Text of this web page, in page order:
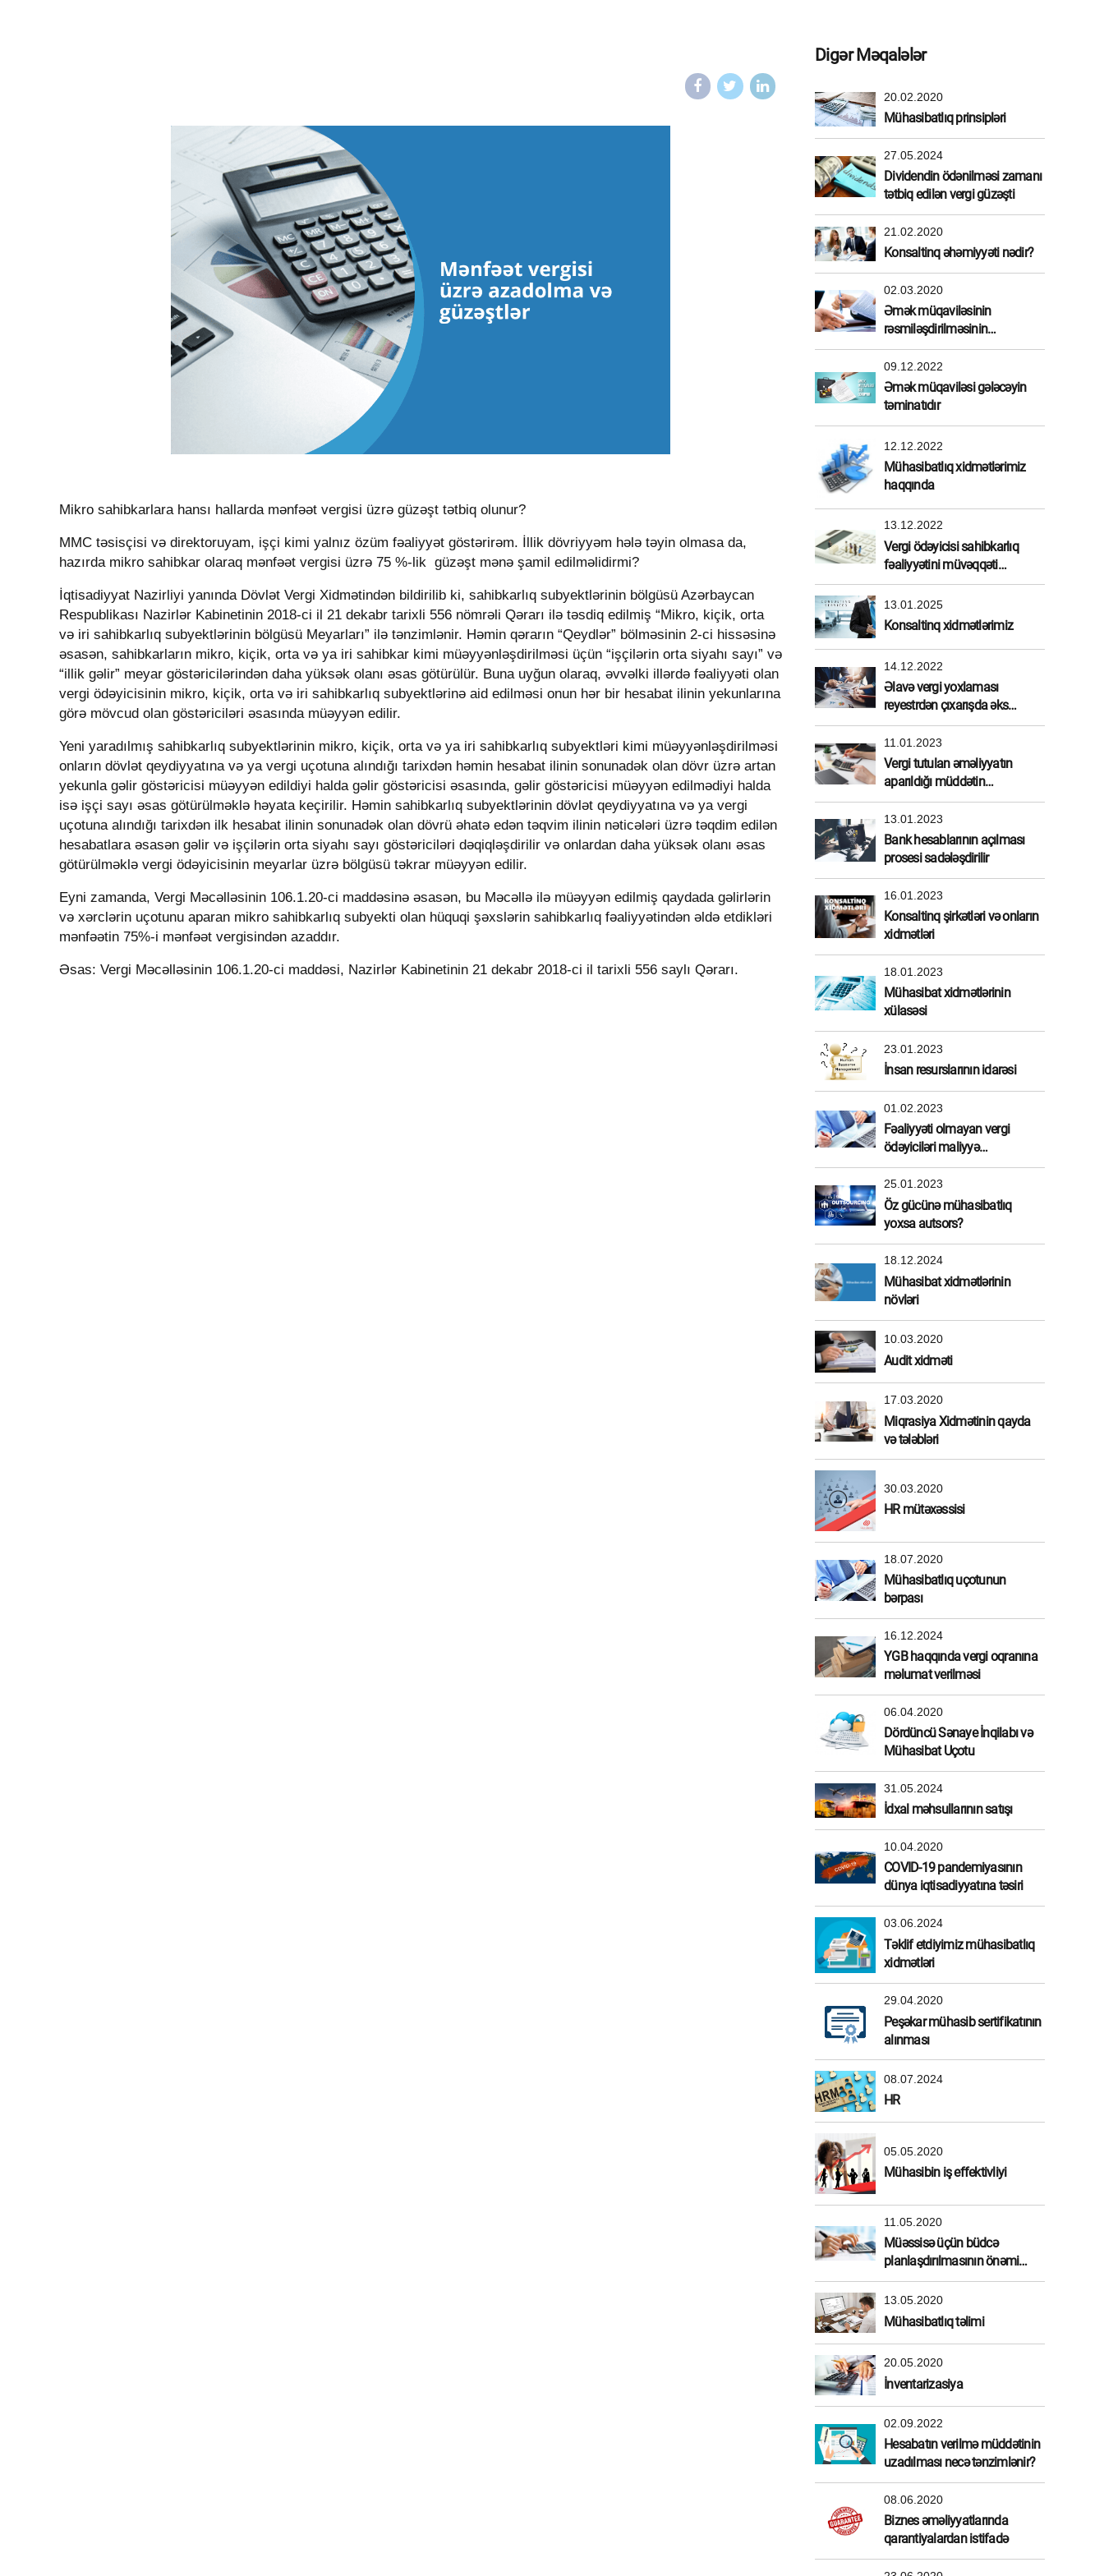
Mikro sahibkarlara hansı hallarda mənfəət vergisi üzrə güzəşt tətbiq olunur?
MMC təsisçisi və direktoruyam, işçi kimi yalnız özüm fəaliyyət göstərirəm. İllik dövriyyəm hələ təyin olmasa da,
hazırda mikro sahibkar olaraq mənfəət vergisi üzrə 75 %-lik güzəşt mənə şamil edilməlidirmi?
İqtisadiyyat Nazirliyi yanında Dövlət Vergi Xidmətindən bildirilib ki, sahibkarlıq subyektlərinin bölgüsü Azərbaycan
Respublikası Nazirlər Kabinetinin 2018-ci il 21 dekabr tarixli 556 nömrəli Qərarı ilə təsdiq edilmiş “Mikro, kiçik, orta
və iri sahibkarlıq subyektlərinin bölgüsü Meyarları” ilə tənzimlənir. Həmin qərarın “Qeydlər” bölməsinin 2-ci hissəsinə
əsasən, sahibkarların mikro, kiçik, orta və ya iri sahibkar kimi müəyyənləşdirilməsi üçün “işçilərin orta siyahı sayı” və
“illik gəlir” meyar göstəricilərindən daha yüksək olanı əsas götürülür. Buna uyğun olaraq, əvvəlki illərdə fəaliyyəti olan
vergi ödəyicisinin mikro, kiçik, orta və iri sahibkarlıq subyektlərinə aid edilməsi onun hər bir hesabat ilinin yekunlarına
görə mövcud olan göstəriciləri əsasında müəyyən edilir.
Yeni yaradılmış sahibkarlıq subyektlərinin mikro, kiçik, orta və ya iri sahibkarlıq subyektləri kimi müəyyənləşdirilməsi
onların dövlət qeydiyyatına və ya vergi uçotuna alındığı tarixdən həmin hesabat ilinin sonunadək olan dövr üzrə artan
yekunla gəlir göstəricisi müəyyən edildiyi halda gəlir göstəricisi əsasında, gəlir göstəricisi müəyyən edilmədiyi halda
isə işçi sayı əsas götürülməklə həyata keçirilir. Həmin sahibkarlıq subyektlərinin dövlət qeydiyyatına və ya vergi
uçotuna alındığı tarixdən ilk hesabat ilinin sonunadək olan dövrü əhatə edən təqvim ilinin nəticələri üzrə təqdim edilən
hesabatlara əsasən gəlir və işçilərin orta siyahı sayı göstəriciləri dəqiqləşdirilir və onlardan daha yüksək olanı əsas
götürülməklə vergi ödəyicisinin meyarlar üzrə bölgüsü təkrar müəyyən edilir.
Eyni zamanda, Vergi Məcəlləsinin 106.1.20-ci maddəsinə əsasən, bu Məcəllə ilə müəyyən edilmiş qaydada gəlirlərin
və xərclərin uçotunu aparan mikro sahibkarlıq subyekti olan hüquqi şəxslərin sahibkarlıq fəaliyyətindən əldə etdikləri
mənfəətin 75%-i mənfəət vergisindən azaddır.
Əsas: Vergi Məcəlləsinin 106.1.20-ci maddəsi, Nazirlər Kabinetinin 21 dekabr 2018-ci il tarixli 556 saylı Qərarı.
Digər Məqalələr
20.02.2020
Mühasibatlıq prinsipləri
27.05.2024
Dividendin ödənilməsi zamanı
tətbiq edilən vergi güzəşti
21.02.2020
Konsaltinq əhəmiyyəti nədir?
02.03.2020
Əmək müqaviləsinin
rəsmiləşdirilməsinin
üstünlükləri
09.12.2022
Əmək müqaviləsi gələcəyin
təminatıdır
12.12.2022
Mühasibatlıq xidmətlərimiz
haqqında
13.12.2022
Vergi ödəyicisi sahibkarlıq
fəaliyyətini müvəqqəti
dayandırdırarsa
13.01.2025
Konsaltinq xidmətlərimiz
14.12.2022
Əlavə vergi yoxlaması
reyestrdən çıxarışda əks
etdirilməlidirmi?
11.01.2023
Vergi tutulan əməliyyatın
aparıldığı müddətin
müəyyənləşdirilməsi
13.01.2023
Bank hesablarının açılması
prosesi sadələşdirilir
16.01.2023
Konsaltinq şirkətləri və onların
xidmətləri
18.01.2023
Mühasibat xidmətlərinin
xülasəsi
23.01.2023
İnsan resurslarının idarəsi
01.02.2023
Fəaliyyəti olmayan vergi
ödəyiciləri maliyyə
sanksiyasından azad edildi
25.01.2023
Öz gücünə mühasibatlıq
yoxsa autsors?
18.12.2024
Mühasibat xidmətlərinin
növləri
10.03.2020
Audit xidməti
17.03.2020
Miqrasiya Xidmətinin qayda
və tələbləri
30.03.2020
HR mütəxəssisi
18.07.2020
Mühasibatlıq uçotunun
bərpası
16.12.2024
YGB haqqında vergi oqranına
məlumat verilməsi
06.04.2020
Dördüncü Sənaye İnqilabı və
Mühasibat Uçotu
31.05.2024
İdxal məhsullarının satışı
10.04.2020
COVID-19 pandemiyasının
dünya iqtisadiyyatına təsiri
03.06.2024
Təklif etdiyimiz mühasibatlıq
xidmətləri
29.04.2020
Peşəkar mühasib sertifikatının
alınması
08.07.2024
HR
05.05.2020
Mühasibin iş effektivliyi
11.05.2020
Müəssisə üçün büdcə
planlaşdırılmasının önəmi
nədir?
13.05.2020
Mühasibatlıq təlimi
20.05.2020
İnventarizasiya
02.09.2022
Hesabatın verilmə müddətinin
uzadılması necə tənzimlənir?
08.06.2020
Biznes əməliyyatlarında
qarantiyalardan istifadə